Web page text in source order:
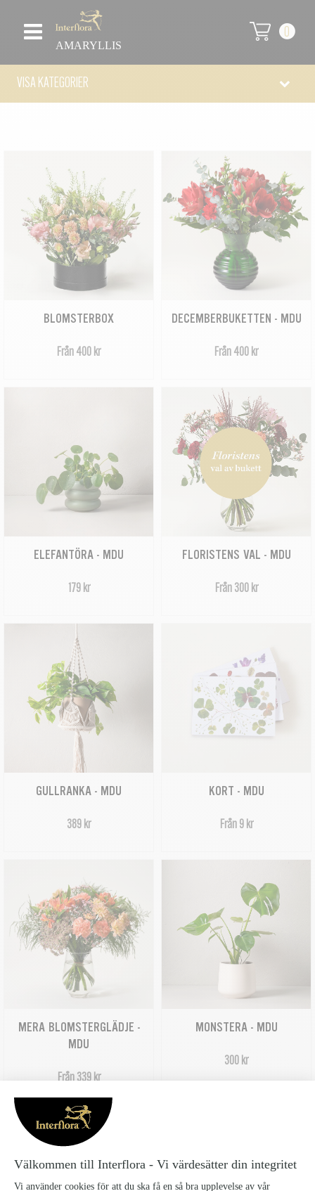
AMARYLLIS
0
VISA KATEGORIER
BLOMSTERBOX
Från 400 kr
DECEMBERBUKETTEN - MDU
Från 400 kr
ELEFANTÖRA - MDU
179 kr
FLORISTENS VAL - MDU
Från 300 kr
GULLRANKA - MDU
389 kr
KORT - MDU
Från 9 kr
MERA BLOMSTERGLÄDJE -
MDU
Från 339 kr
MONSTERA - MDU
300 kr